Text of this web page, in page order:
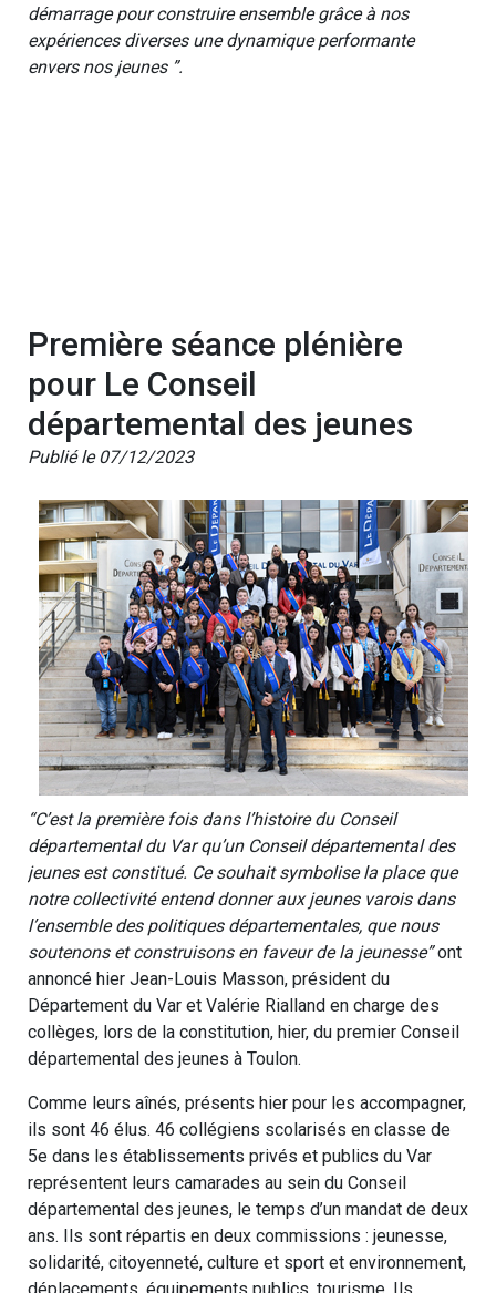
démarrage pour construire ensemble grâce à nos
expériences diverses une dynamique performante
envers nos jeunes ”.
Première séance plénière
pour Le Conseil
départemental des jeunes
Publié le 07/12/2023
“C’est la première fois dans l’histoire du Conseil
départemental du Var qu’un Conseil départemental des
jeunes est constitué. Ce souhait symbolise la place que
notre collectivité entend donner aux jeunes varois dans
l’ensemble des politiques départementales, que nous
soutenons et construisons en faveur de la jeunesse”ont
annoncé hier Jean-Louis Masson, président du
Département du Var et Valérie Rialland en charge des
collèges, lors de la constitution, hier, du premier Conseil
départemental des jeunes à Toulon.
Comme leurs aînés, présents hier pour les accompagner,
ils sont 46 élus. 46 collégiens scolarisés en classe de
5e dans les établissements privés et publics du Var
représentent leurs camarades au sein du Conseil
départemental des jeunes, le temps d’un mandat de deux
ans. Ils sont répartis en deux commissions : jeunesse,
solidarité, citoyenneté, culture et sport et environnement,